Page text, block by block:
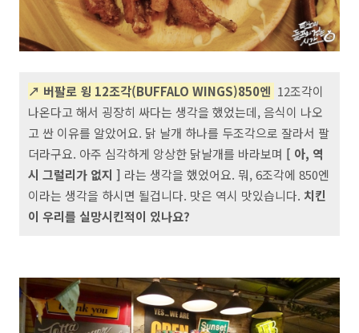
↗ 버팔로 윙 12조각(BUFFALO WINGS)850엔 12조각이
나온다고 해서 굉장히 싸다는 생각을 했었는데, 음식이 나오
고 싼 이유를 알았어요. 닭 날개 하나를 두조각으로 잘라서 팔
더라구요. 아주 심각하게 앙상한 닭날개를 바라보며 [ 아, 역
시 그럴리가 없지 ] 라는 생각을 했었어요. 뭐, 6조각에 850엔
이라는 생각을 하시면 될겁니다. 맛은 역시 맛있습니다. 치킨
이 우리를 실망시킨적이 있나요?